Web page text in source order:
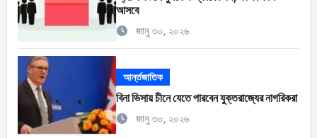
আসবে
জানু ৩০, ২০২৬
আর্ন্তজাতিক
বিনা ভিসায় চীনে যেতে পারবেন যুক্তরাজ্যের নাগরিকরা
জানু ৩০, ২০২৬